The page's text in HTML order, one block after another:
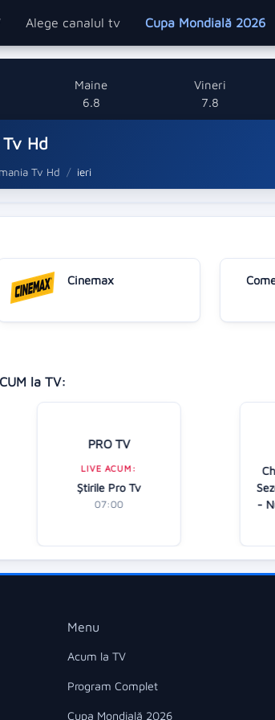
Alege canalul tv Cupa Mondială 2026
Maine
6.8
Vineri
7.8
Hd
Tv Hd ieri
Cinemax
la TV:
PRO TV
LIVE ACUM:
Ştirile Pro Tv
07:00
-
Menu
Acum la TV
Program Complet
Cupa Mondială 2026